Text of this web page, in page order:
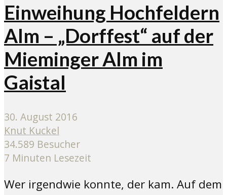
Einweihung Hochfeldern
Alm – „Dorffest“ auf der
Mieminger Alm im
Gaistal
30. August 2016
Knut Kuckel
34.589 Besucher
7 Minuten Lesezeit
Wer irgendwie konnte, der kam. Auf dem